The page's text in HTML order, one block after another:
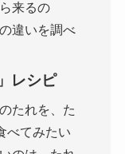
来るの
違いを調べ
レシピ
たれを、た
べてみたい